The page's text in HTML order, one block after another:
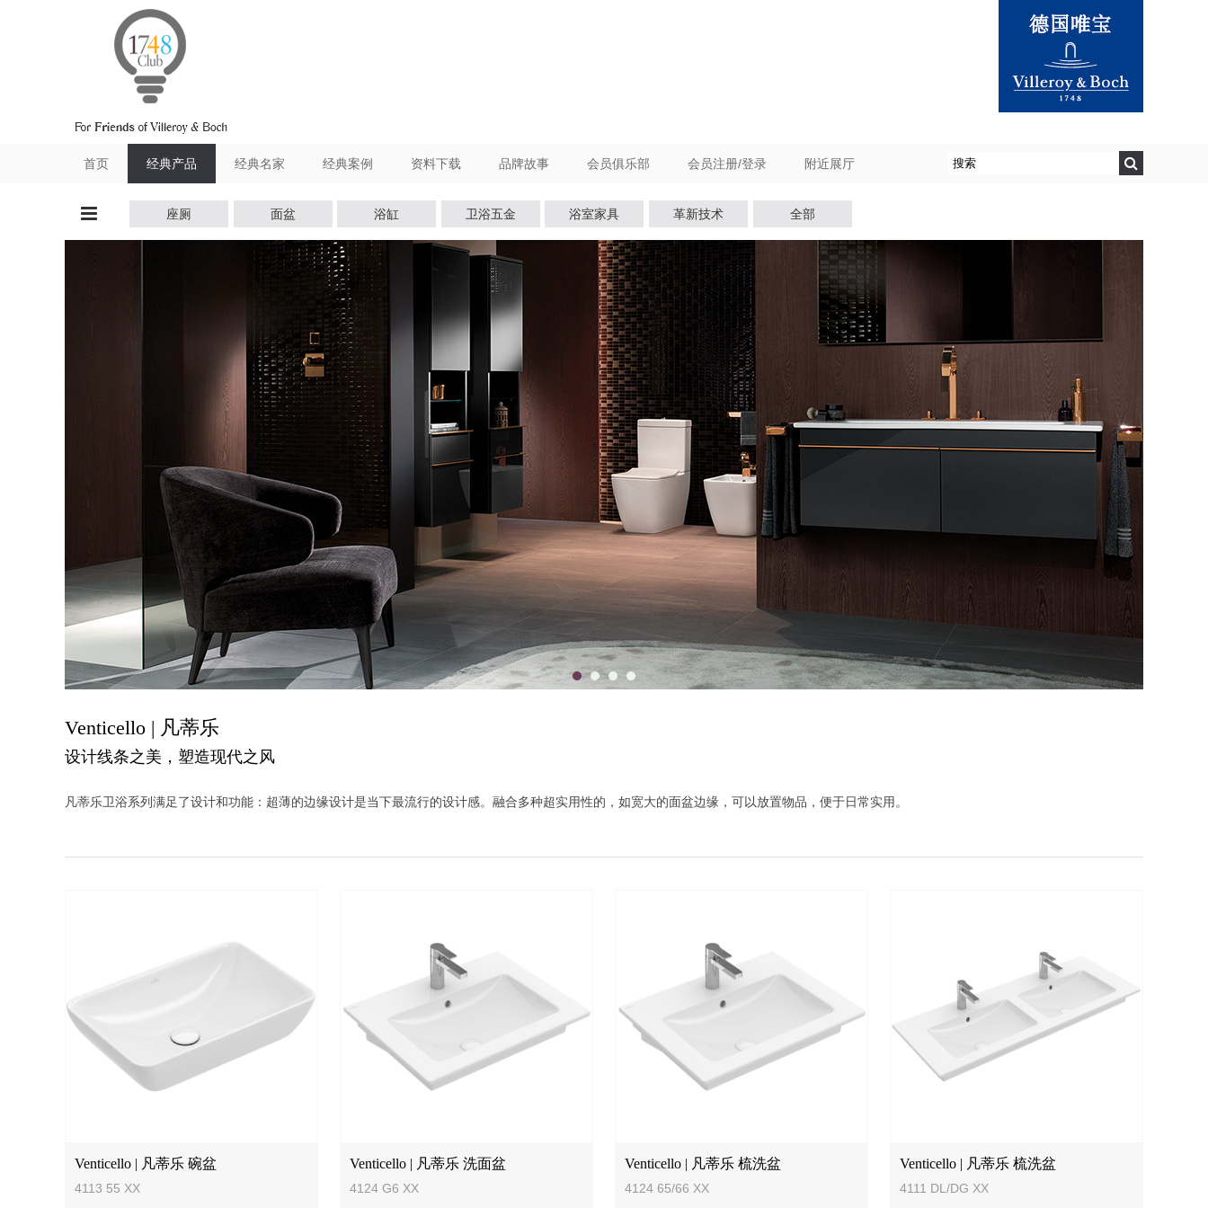
首页
经典产品 经典名家 经典案例 资料下载 品牌故事 会员俱乐部 会员注册/登录 附近展厅
座厕 面盆 浴缸 卫浴五金 浴室家具 革新技术 全部
Venticello | 凡蒂乐
设计线条之美，塑造现代之风
凡蒂乐卫浴系列满足了设计和功能：超薄的边缘设计是当下最流行的设计感。融合多种超实用性的，如宽大的面盆边缘，可以放置物品，便于日常实用。
Venticello | 凡蒂乐 碗盆
4113 55 XX
Venticello | 凡蒂乐 洗面盆
4124 G6 XX
Venticello | 凡蒂乐 梳洗盆
4124 65/66 XX
Venticello | 凡蒂乐 梳洗盆
4111 DL/DG XX